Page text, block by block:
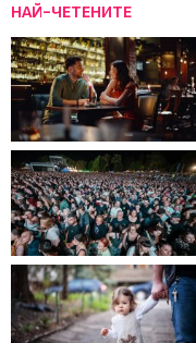
НАЙ-ЧЕТЕНИТЕ